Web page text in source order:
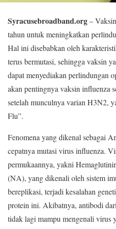
Syracusebroadband.org–
tahun untuk meningkatkan
Hal ini disebabkan oleh
terus bermutasi, sehingga vaksin
dapat menyediakan perlindungan
akan pentingnya vaksin influenza
setelah munculnya varian H3N2,
Flu”.
Fenomena yang dikenal sebagai
cepatnya mutasi virus influenza.
permukaannya, yakni
(NA), yang dikenali oleh sistem
bereplikasi, terjadi kesalahan
protein ini. Akibatnya, antibodi
tidak lagi mampu mengenali virus